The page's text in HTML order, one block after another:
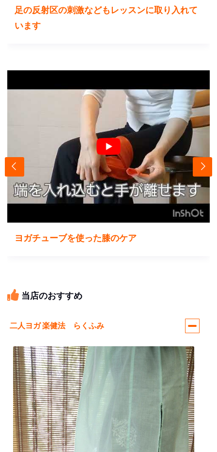
足の反射区の刺激などもレッスンに取り入れて
います
ヨガチューブを使った膝のケア
当店のおすすめ
二人ヨガ 楽健法 らくふみ